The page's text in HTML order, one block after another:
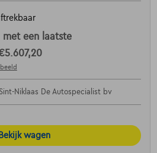
met een laatste
Niklaas De Autospecialist bv
Bekijk wagen